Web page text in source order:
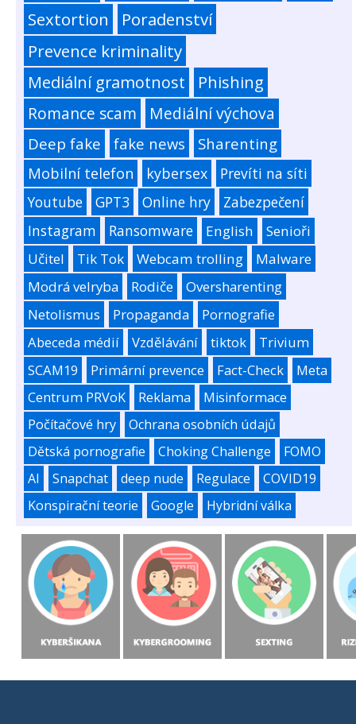
Sextortion
Poradenství
Prevence kriminality
Mediální gramotnost
Phishing
Romance scam
Mediální výchova
Deep fake fake news Sharenting
Mobilní telefon kybersex
Prevíti na síti
Youtube
GPT3 Online hry
Zabezpečení
Instagram
Ransomware English
Senioři
Učitel
Tik Tok Webcam trolling
Malware
Modrá velryba
Rodiče
Oversharenting
Netolismus
Propaganda
Pornografie
Abeceda médií
Vzdělávání tiktok
Trivium
SCAM19
Primární prevence Fact-Check
Meta
Centrum PRVoK
Reklama
Misinformace
Počítačové hry
Ochrana osobních údajů
Dětská pornografie
Choking Challenge
FOMO
AI
Snapchat deep nude Regulace
COVID19
Konspirační teorie
Google Hybridní válka